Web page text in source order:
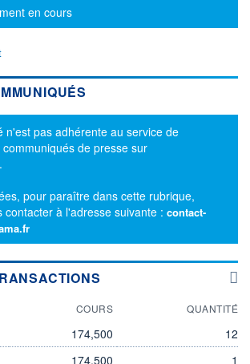
en cours
n'est pas adhérente au service de
de presse sur
pour paraître dans cette rubrique,
contacter à l'adresse suivante : contact-
COURS QUANTITÉ
174,500
12
174,500 1